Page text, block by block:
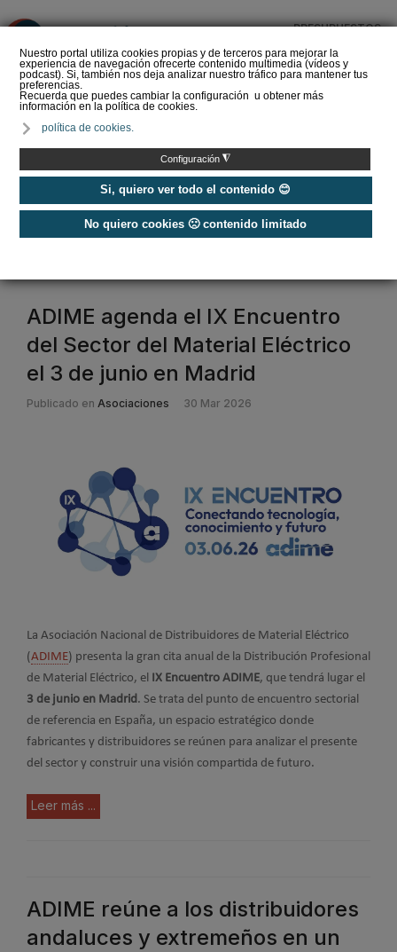
Nuestro portal utiliza cookies propias y de terceros para mejorar la
experiencia de navegación ofrecerte contenido multimedia (vídeos y
podcast). Si, también nos deja analizar nuestro tráfico para mantener tus
preferencias.
Recuerda que puedes cambiar la configuración u obtener más
información en la política de cookies.
política de cookies.
Configuración ◮
Si, quiero ver todo el contenido 😊
No quiero cookies 🙁 contenido limitado
PRESUPUESTOS
del Amperio (Episodio 3)
Etiquetas / actualidad de la distribución
ADIME agenda el IX Encuentro
del Sector del Material Eléctrico
el 3 de junio en Madrid
Publicado en Asociaciones 30 Mar 2026
La Asociación Nacional de Distribuidores de Material Eléctrico
(ADIME) presenta la gran cita anual de la Distribución Profesional
de Material Eléctrico, el
IX Encuentro ADIME, que tendrá lugar el
3 de junio en Madrid . Se trata del punto de encuentro sectorial
de referencia en España, un espacio estratégico donde
fabricantes y distribuidores se reúnen para analizar el presente
del sector y construir una visión compartida de futuro.
Leer más ...
ADIME reúne a los distribuidores
andaluces y extremeños en un